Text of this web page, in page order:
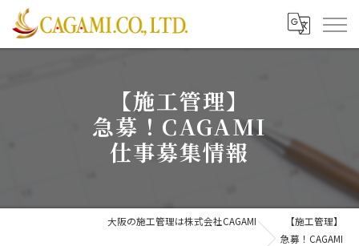
【施工管理】
急募！CAGAMI
仕事募集情報
大阪の施工管理は株式会社CAGAMI
【施工管理】
急募！CAGAMI